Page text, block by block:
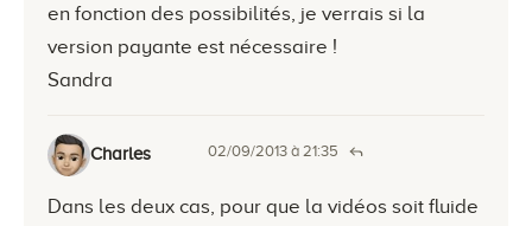
en fonction des possibilités, je verrais si la
version payante est nécessaire !
Sandra
Charles 02/09/2013 à 21:35
Dans les deux cas, pour que la vidéos soit fluide